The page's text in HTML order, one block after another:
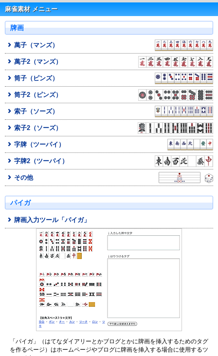
麻雀素材 メニュー
牌画
萬子（マンズ）
萬子2（マンズ）
筒子（ピンズ）
筒子2（ピンズ）
索子（ソーズ）
索子2（ソーズ）
字牌（ツーパイ）
字牌2（ツーパイ）
その他
パイガ
牌画入力ツール「パイガ」
「パイガ」（はてなダイアリーとかブログとかに牌画を挿入するためのタグ
を作るページ）はホームページやブログに牌画を挿入する場合に使用するツ